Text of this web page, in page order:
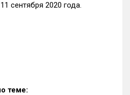
сентября 2020 года.
теме: